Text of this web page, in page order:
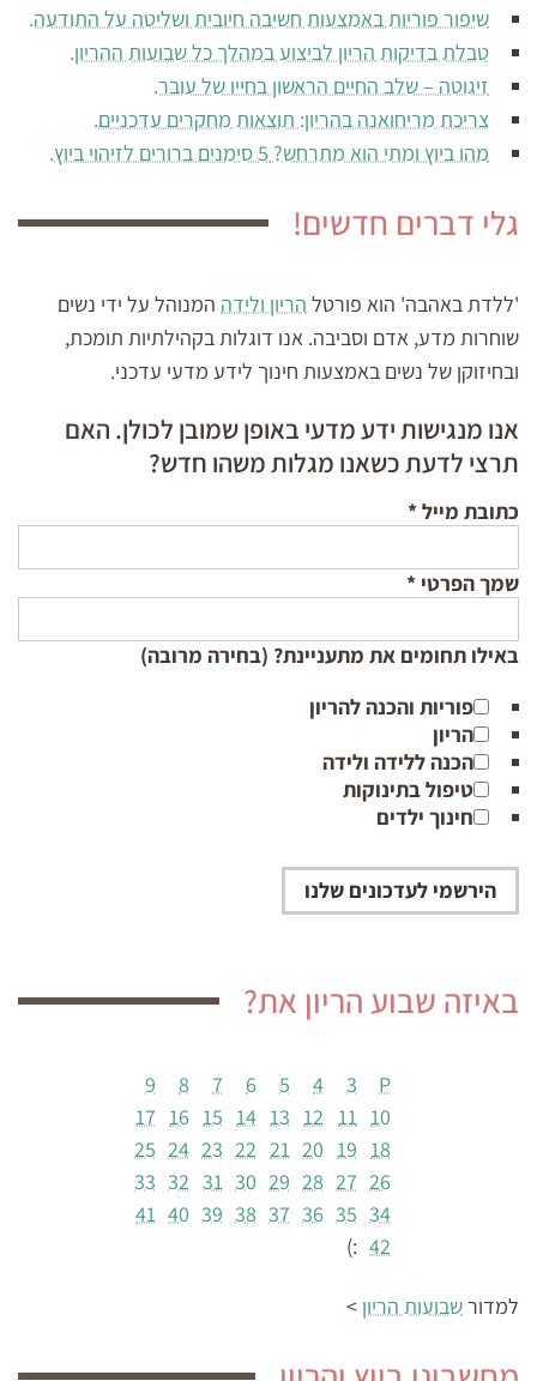
שיפור פוריות באמצעות חשיבה חיובית ושליטה על התודעה.
טבלת בדיקות הריון לביצוע במהלך כל שבועות ההריון.
זיגוטה – שלב החיים הראשון בחייו של עובר.
צריכת מריחואנה בהריון: תוצאות מחקרים עדכניים.
מהו ביוץ ומתי הוא מתרחש? 5 סימנים ברורים לזיהוי ביוץ.
גלי דברים חדשים!
'ללדת באהבה' הוא פורטל הריון ולידה המנוהל על ידי נשים
שוחרות מדע, אדם וסביבה. אנו דוגלות בקהילתיות תומכת,
ובחיזוקן של נשים באמצעות חינוך לידע מדעי עדכני.
אנו מנגישות ידע מדעי באופן שמובן לכולן. האם
תרצי לדעת כשאנו מגלות משהו חדש?
כתובת מייל*
שמך הפרטי *
באילו תחומים את מתעניינת? (בחירה מרובה)
פוריות והכנה להריון
הריון
הכנה ללידה ולידה
טיפול בתינוקות
חינוך ילדים
באיזה שבוע הריון את?
P
3
4
5
6
7
8
9
10
11
12
13
14
15
16
17
18
19
20
21
22
23
24
25
26
27
28
29
30
31
32
33
34
35
36
37
38
39
40
41
42
:)
למדורשבועות הריון >